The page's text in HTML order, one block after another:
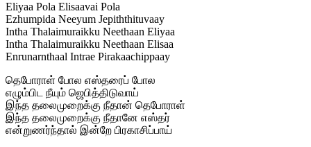
Eliyaa Pola Elisaavai Pola
Ezhumpida Neeyum Jepiththituvaay
Intha Thalaimuraikku Neethaan Eliyaa
Intha Thalaimuraikku Neethaan Elisaa
Enrunarnthaal Intrae Pirakaachippaay
தெபோராள் போல எஸ்தரைப் போல
எழும்பிட நீயும் ஜெபித்திடுவாய்
இந்த தலைமுறைக்கு நீதான் தெபோராள்
இந்த தலைமுறைக்கு நீதானே எஸ்தர்
என்றுணர்ந்தால் இன்றே பிரகாசிப்பாய்